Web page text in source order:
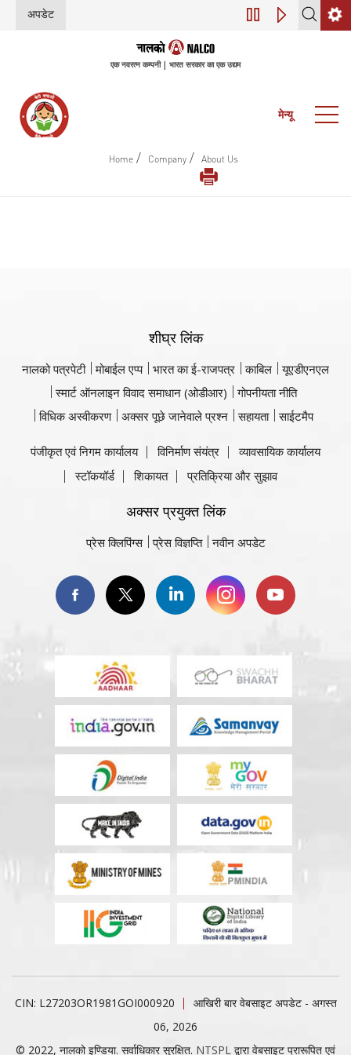
अपडेट डिजिटल परिवर्तन
एक नवरत्न कम्पनी | भारत सरकार का एक उद्यम
मेन्यू
Home / Company / About Us
शीघ्र लिंक
नालको पत्रपेटी मोबाईल एप्प भारत का ई-राजपत्र काबिल
यूएडीएनएल
स्मार्ट ऑनलाइन विवाद समाधान (ओडीआर)
गोपनीयता नीति
विधिक अस्वीकरण
अक्सर पूछे जानेवाले प्रश्न सहायता साईटमैप
पंजीकृत एवं निगम कार्यालय विनिर्माण संयंत्र
व्यावसायिक कार्यालय
स्टॉकयॉर्ड
शिकायत प्रतिक्रिया और सुझाव
अक्सर प्रयुक्त लिंक
प्रेस क्लिपिंग्स प्रेस विज्ञप्ति नवीन अपडेट
CIN: L27203OR1981GOI000920
आखिरी बार वेबसाइट अपडेट - अगस्त
06, 2026
© 2022, नालको इण्डिया. सर्वाधिकार सुरक्षित. NTSPL द्वारा वेबसाइट प्रारूपित एवं